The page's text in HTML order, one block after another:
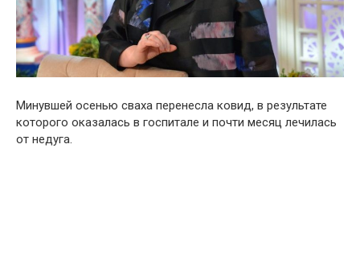
Минувшей осенью сваха перенесла ковид, в результате
которого оказалась в госпитале и почти месяц лечилась
от недуга.